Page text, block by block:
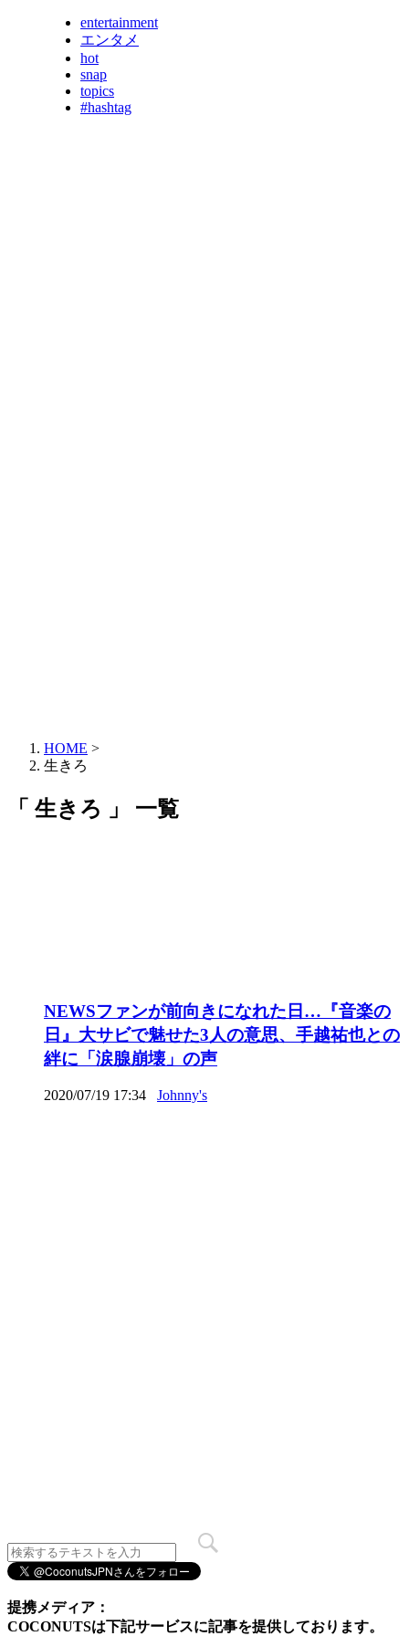
entertainment
エンタメ
hot
snap
topics
#hashtag
HOME >
生きろ
「 生きろ 」 一覧
NEWSファンが前向きになれた日…『音楽の
日』大サビで魅せた3人の意思、手越祐也との
絆に「涙腺崩壊」の声
2020/07/19 17:34 Johnny's
提携メディア：
COCONUTSは下記サービスに記事を提供しております。